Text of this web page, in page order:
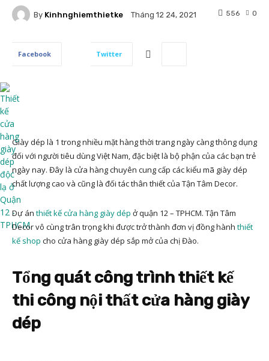
By Kinhnghiemthietke Tháng 12 24, 2021 0
556
Facebook Twitter
Giày dép là 1 trong nhiều mặt hàng thời trang ngày càng thông dụng
đối với người tiêu dùng Việt Nam, đặc biệt là bộ phận của các bạn trẻ
ngày nay. Đây là cửa hàng chuyên cung cấp các kiểu mã giày dép
chất lượng cao và cũng là đối tác thân thiết của Tận Tâm Decor.
Dự án thiết kế cửa hàng giày dép ở quận 12 – TPHCM. Tận Tâm
Decor vô cùng trân trọng khi được trở thành đơn vị đồng hành thiết
kế shop cho cửa hàng giày dép sắp mở của chị Đào.
Tổng quát công trình thiết kế
thi công nội thất cửa hàng giày
dép